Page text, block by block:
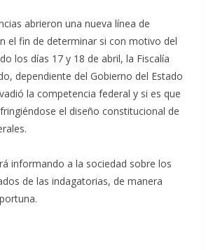
abrieron una nueva línea de
el fin de determinar si con motivo del
los días 17 y 18 de abril, la Fiscalía
dependiente del Gobierno del Estado
la competencia federal y si es que
el diseño constitucional de
informando a la sociedad sobre los
de las indagatorias, de manera